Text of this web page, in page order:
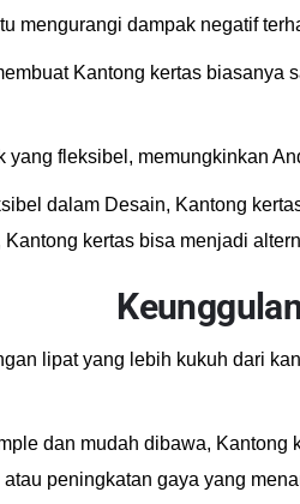
mengurangi dampak negatif
Kantong kertas
fleksibel, memungkinkan
dalam Desain, Kantong
kertas bisa menjadi
lipat yang lebih kukuh dari
dan mudah dibawa,
peningkatan gaya yang